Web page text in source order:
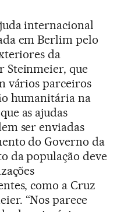
internacional
em Berlim pelo
da
Steinmeier, que
vários parceiros
humanitária na
as ajudas
ser enviadas
do Governo da
da população deve
como a Cruz
“Nos parece